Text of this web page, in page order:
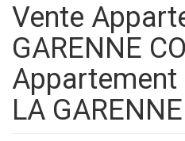
Vente Appartement LA
GARENNE
Appartement
LA